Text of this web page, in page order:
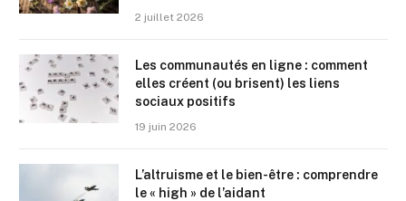
2 juillet 2026
Les communautés en ligne : comment
elles créent (ou brisent) les liens
sociaux positifs
19 juin 2026
L’altruisme et le bien-être : comprendre
le « high » de l’aidant